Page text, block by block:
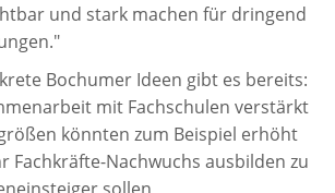
und stark machen für dringend
Bochumer Ideen gibt es bereits:
mit Fachschulen verstärkt
könnten zum Beispiel erhöht
Fachkräfte-Nachwuchs ausbilden zu